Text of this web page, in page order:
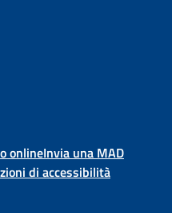
onlineInvia una MAD
di accessibilità